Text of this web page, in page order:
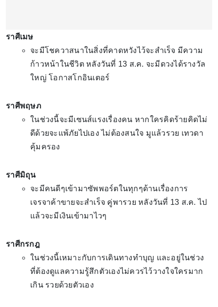
ราศีเมษ
จะมีโชควาสนาในสิ่งที่คาดหวังไว้จะสำเร็จ มีความ
ก้าวหน้าในชีวิต หลังวันที่ 13 ส.ค. จะมีดวงได้รางวัล
ใหญ่ โอกาสโกอินเตอร์
ราศีพฤษภ
ในช่วงนี้จะมีเซนส์แรงเรื่องคน หากใครคิดร้ายคิดไม่
ดีด้วยจะแพ้ภัยไปเอง ไม่ต้องสนใจ มูแล้วรวย เทวดา
คุ้มครอง
ราศีมิถุน
จะมีคนดีๆเข้ามาซัพพอร์ตในทุกๆด้านเรื่องการ
เจรจาค้าขายจะสำเร็จ คู่พารวย หลังวันที่ 13 ส.ค. ไป
แล้วจะมีเงินเข้ามาไวๆ
ราศีกรกฎ
ในช่วงนี้เหมาะกับการเดินทางทำบุญ และอยู่ในช่วง
ที่ต้องดูแลความรู้สึกตัวเองไม่ควรไว้วางใจใครมาก
เกิน รวยด้วยตัวเอง